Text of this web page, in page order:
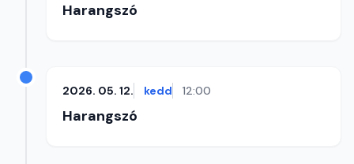
Harangszó
2026. 05. 12. kedd 12:00
Harangszó